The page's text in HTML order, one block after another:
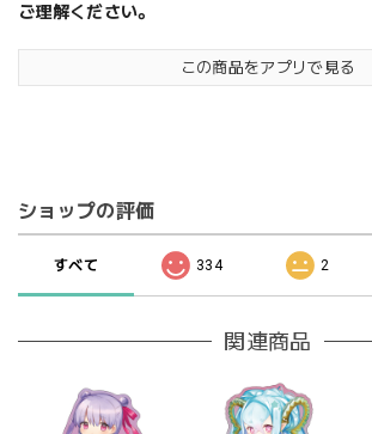
ご理解ください。
この商品をアプリで見る
ショップの評価
すべて 334 2
関連商品